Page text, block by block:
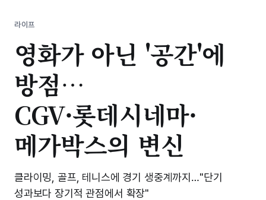
라이프
영화가 아닌 '공간'에
방점…
CGV·롯데시네마·
메가박스의 변신
클라이밍, 골프, 테니스에 경기 생중계까지…"단기
성과보다 장기적 관점에서 확장"